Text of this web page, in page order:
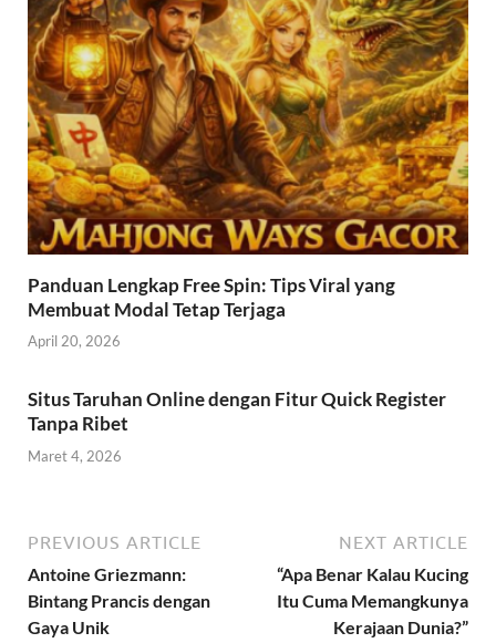
Panduan Lengkap Free Spin: Tips Viral yang
Membuat Modal Tetap Terjaga
April 20, 2026
Situs Taruhan Online dengan Fitur Quick Register
Tanpa Ribet
Maret 4, 2026
PREVIOUS ARTICLE
Antoine Griezmann:
Bintang Prancis dengan
Gaya Unik
NEXT ARTICLE
“Apa Benar Kalau Kucing
Itu Cuma Memangkunya
Kerajaan Dunia?”